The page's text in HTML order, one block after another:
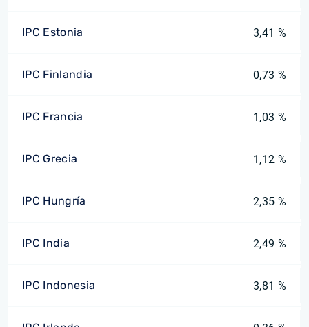
IPC Estonia 3,41 %
IPC Finlandia 0,73 %
IPC Francia 1,03 %
IPC Grecia 1,12 %
IPC Hungría 2,35 %
IPC India 2,49 %
IPC Indonesia 3,81 %